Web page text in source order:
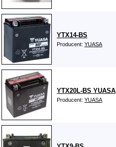
YTX14-BS
Producent: YUASA
YTX20L-BS YUASA
Producent: YUASA